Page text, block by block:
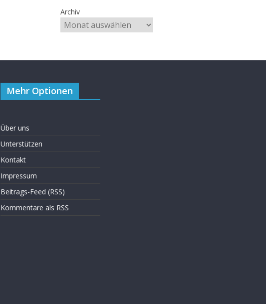
Archiv
Mehr Optionen
Über uns
Unterstützen
Kontakt
Impressum
Beitrags-Feed (RSS)
Kommentare als RSS